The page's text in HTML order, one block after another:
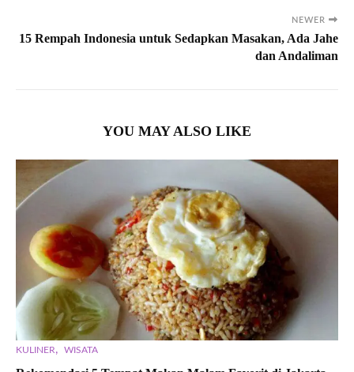
NEWER
15 Rempah Indonesia untuk Sedapkan Masakan, Ada Jahe
dan Andaliman
YOU MAY ALSO LIKE
KULINER, WISATA